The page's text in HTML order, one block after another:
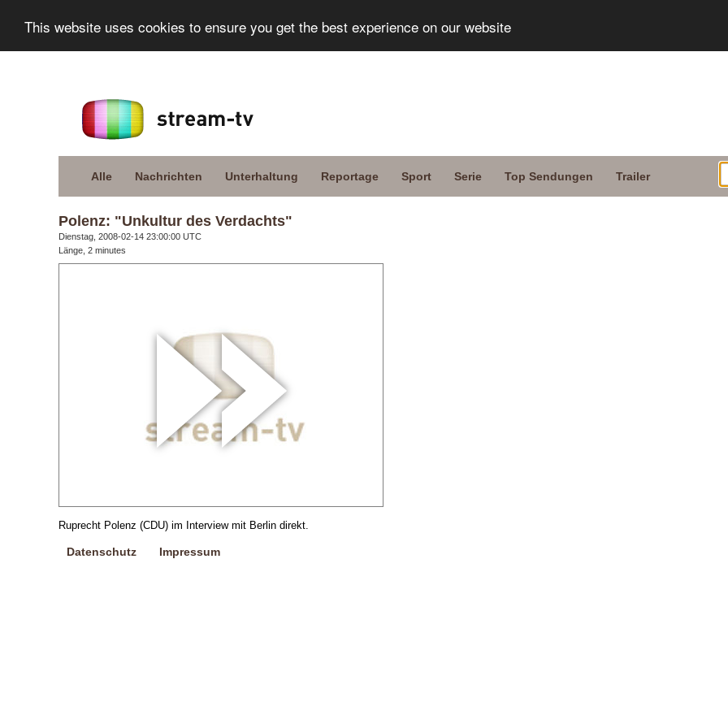
This website uses cookies to ensure you get the best experience on our website
Alle Nachrichten Unterhaltung Reportage Sport Serie Top Sendungen Trailer
Polenz: "Unkultur des Verdachts"
Dienstag, 2008-02-14 23:00:00 UTC
Länge, 2 minutes
Ruprecht Polenz (CDU) im Interview mit Berlin direkt.
Datenschutz Impressum